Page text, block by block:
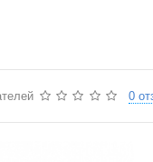
0